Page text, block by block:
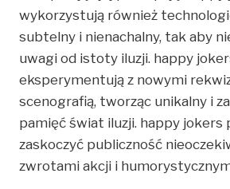
wykorzystują również
subtelny i nienachalny, tak aby
uwagi od istoty iluzji. happy
eksperymentują z nowymi
scenografią, tworząc unikalny i
pamięć świat iluzji. happy jokers
zaskoczyć publiczność
zwrotami akcji i